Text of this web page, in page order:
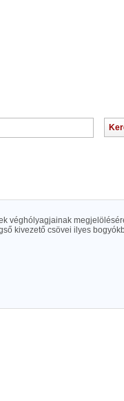
véghólyagjainak
kivezető csövei ilyes